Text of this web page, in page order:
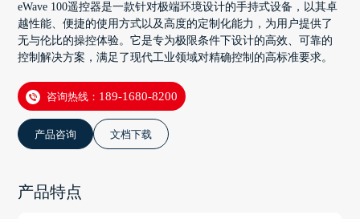
eWave 100遥控器是一款针对极端环境设计的手持式设备，以其卓
越性能、便捷的使用方式以及高度的定制化能力，为用户提供了
无与伦比的操控体验。它是专为极限条件下设计的高效、可靠的
控制解决方案，满足了现代工业领域对精确控制的高标准要求。
咨询热线： 189-1680-8200
产品咨询 文档下载
产品特点